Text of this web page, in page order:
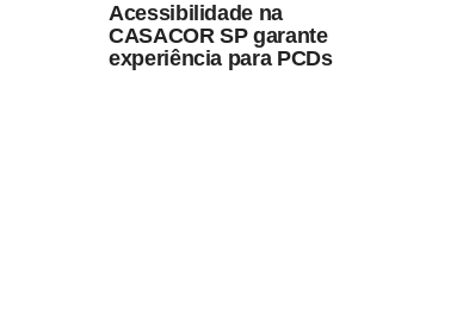
Acessibilidade na
CASACOR SP garante
experiência para PCDs